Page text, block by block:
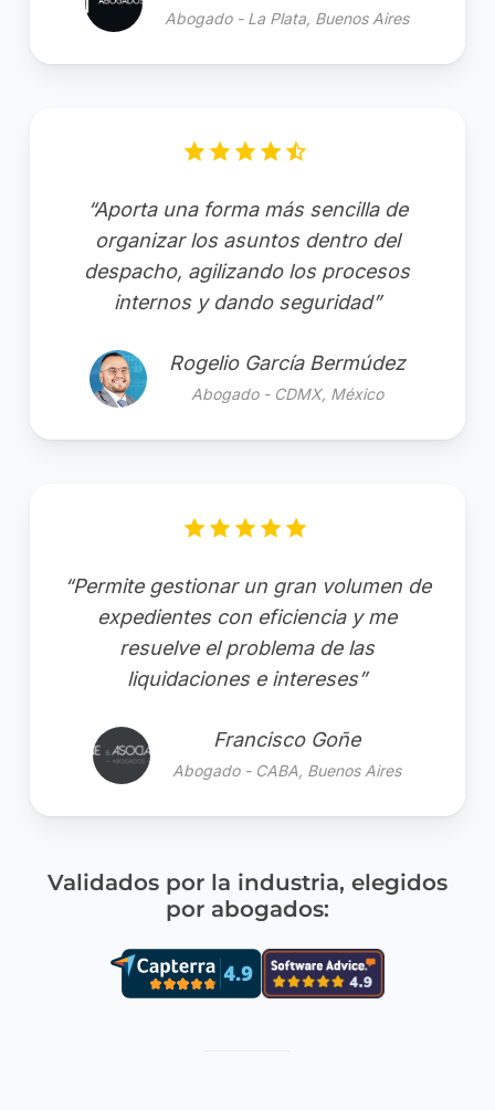
Abogado - La Plata, Buenos Aires
“Aporta una forma más sencilla de
organizar los asuntos dentro del
despacho, agilizando los procesos
internos y dando seguridad”
Rogelio García Bermúdez
Abogado - CDMX, México
“Permite gestionar un gran volumen de
expedientes con eficiencia y me
resuelve el problema de las
liquidaciones e intereses”
Francisco Goñe
Abogado - CABA, Buenos Aires
Validados por la industria, elegidos
por abogados: